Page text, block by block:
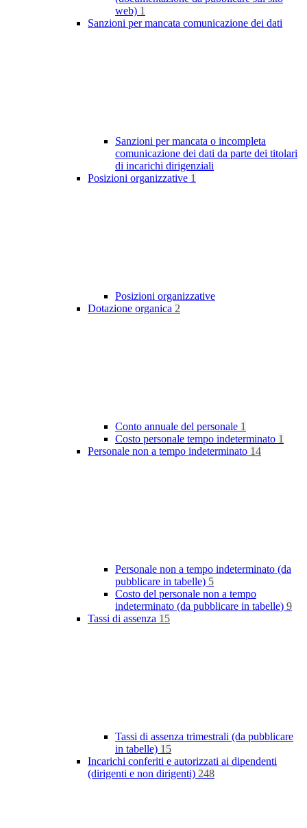
web) 1
Sanzioni per mancata comunicazione dei dati
Sanzioni per mancata o incompleta
comunicazione dei dati da parte dei titolari
di incarichi dirigenziali
Posizioni organizzative 1
Posizioni organizzative
Dotazione organica 2
Conto annuale del personale 1
Costo personale tempo indeterminato 1
Personale non a tempo indeterminato 14
Personale non a tempo indeterminato (da
pubblicare in tabelle) 5
Costo del personale non a tempo
indeterminato (da pubblicare in tabelle) 9
Tassi di assenza 15
Tassi di assenza trimestrali (da pubblicare
in tabelle) 15
Incarichi conferiti e autorizzati ai dipendenti
(dirigenti e non dirigenti) 248